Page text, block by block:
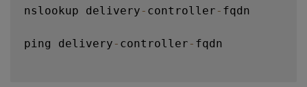
nslookup delivery - controller - fqdn
ping delivery - controller - fqdn